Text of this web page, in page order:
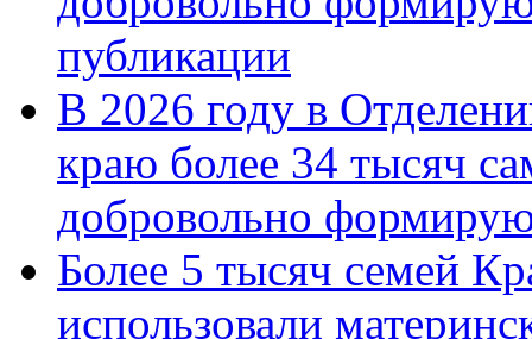
публикации
В 2026 году в
краю более 34 тысяч
добровольно
Более 5 тысяч семей
использовали